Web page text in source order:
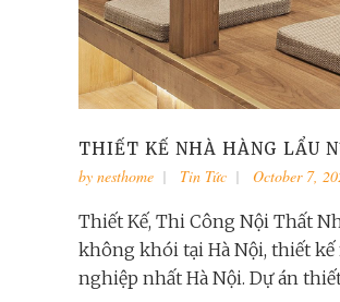
THIẾT KẾ NHÀ HÀNG LẨU
by nesthome Tin Tức October 7,
Thiết Kế, Thi Công Nội Thất
không khói tại Hà Nội, thiết
nghiệp nhất Hà Nội. Dự án thiết